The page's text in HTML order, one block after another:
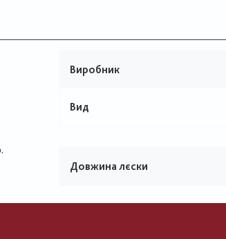
Виробник
Вид
Довжина лєски